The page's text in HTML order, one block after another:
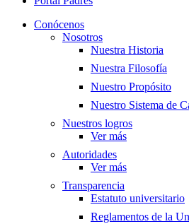
Conócenos
Nosotros
Nuestra Historia
Nuestra Filosofía
Nuestro Propósito
Nuestro Sistema de
Nuestros logros
Ver más
Autoridades
Ver más
Transparencia
Estatuto universitario
Reglamentos de la